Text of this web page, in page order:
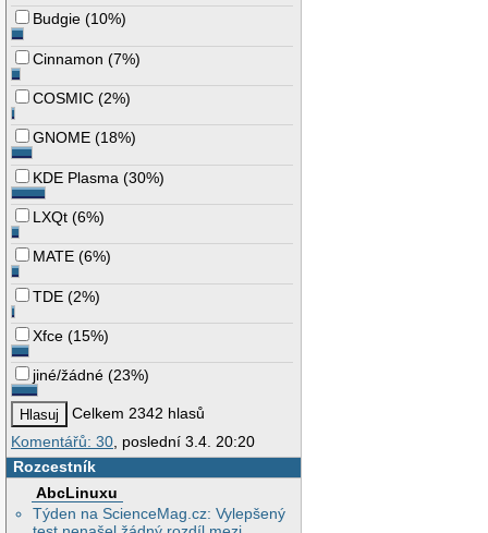
Budgie (10%)
Cinnamon (7%)
COSMIC (2%)
GNOME (18%)
KDE Plasma (30%)
LXQt (6%)
MATE (6%)
TDE (2%)
Xfce (15%)
jiné/žádné (23%)
Celkem 2342 hlasů
Komentářů: 30 , poslední 3.4. 20:20
Rozcestník
AbcLinuxu
Týden na ScienceMag.cz: Vylepšený